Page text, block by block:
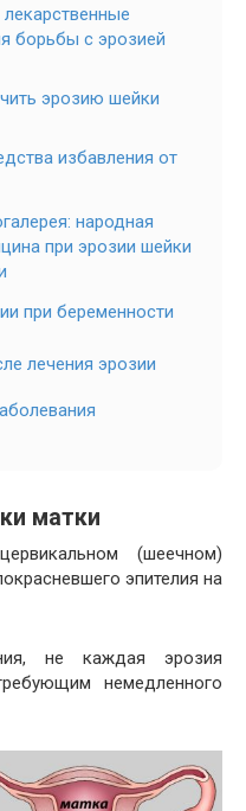
борьбы с эрозией
эрозию шейки
избавления от
народная
при эрозии шейки
при беременности
лечения эрозии
матки
(шеечном)
эпителия на
не каждая эрозия
немедленного